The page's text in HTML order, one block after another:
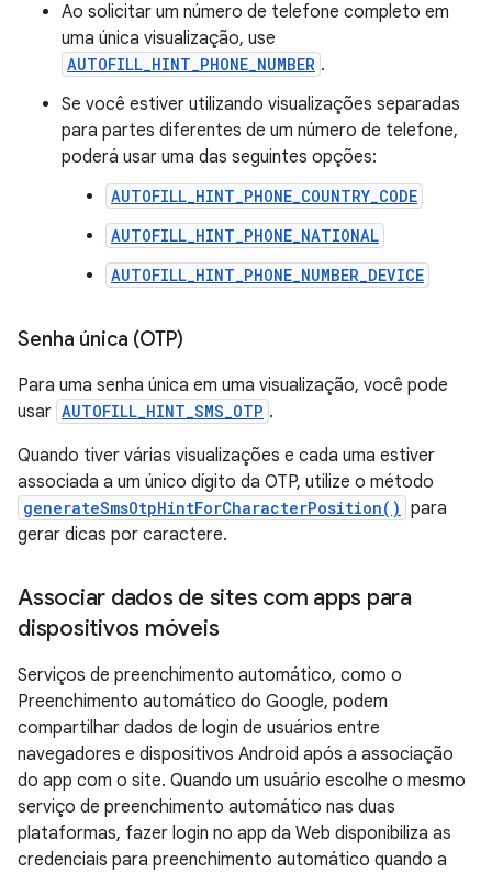
Ao solicitar um número de telefone completo em
uma única visualização, use
AUTOFILL_HINT_PHONE_NUMBER .
Se você estiver utilizando visualizações separadas
para partes diferentes de um número de telefone,
poderá usar uma das seguintes opções:
AUTOFILL_HINT_PHONE_COUNTRY_CODE
AUTOFILL_HINT_PHONE_NATIONAL
AUTOFILL_HINT_PHONE_NUMBER_DEVICE
Senha única (OTP)
Para uma senha única em uma visualização, você pode
usar AUTOFILL_HINT_SMS_OTP .
Quando tiver várias visualizações e cada uma estiver
associada a um único dígito da OTP, utilize o método
generateSmsOtpHintForCharacterPosition() para
gerar dicas por caractere.
Associar dados de sites com apps para
dispositivos móveis
Serviços de preenchimento automático, como o
Preenchimento automático do Google, podem
compartilhar dados de login de usuários entre
navegadores e dispositivos Android após a associação
do app com o site. Quando um usuário escolhe o mesmo
serviço de preenchimento automático nas duas
plataformas, fazer login no app da Web disponibiliza as
credenciais para preenchimento automático quando a